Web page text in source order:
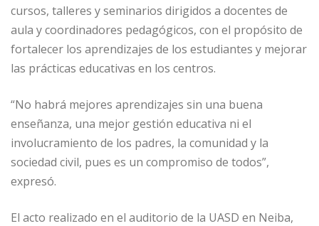
cursos, talleres y seminarios dirigidos a docentes de
aula y coordinadores pedagógicos, con el propósito de
fortalecer los aprendizajes de los estudiantes y mejorar
las prácticas educativas en los centros.
“No habrá mejores aprendizajes sin una buena
enseñanza, una mejor gestión educativa ni el
involucramiento de los padres, la comunidad y la
sociedad civil, pues es un compromiso de todos”,
expresó.
El acto realizado en el auditorio de la UASD en Neiba,